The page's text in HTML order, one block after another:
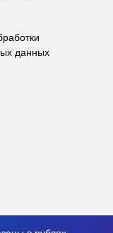
данных